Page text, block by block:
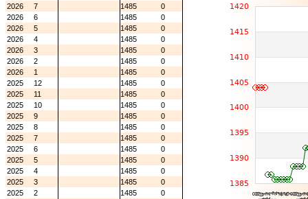
2026
7 1485
0
2026
6 1485
0
2026
5 1485
0
2026
4 1485
0
2026
3 1485
0
2026
2 1485
0
2026
1 1485
0
2025
12 1485
0
2025
11 1485
0
2025
10 1485
0
2025
9 1485
0
2025
8 1485
0
2025
7 1485
0
2025
6 1485
0
2025
5 1485
0
2025
4 1485
0
2025
3 1485
0
2025
2 1485
0